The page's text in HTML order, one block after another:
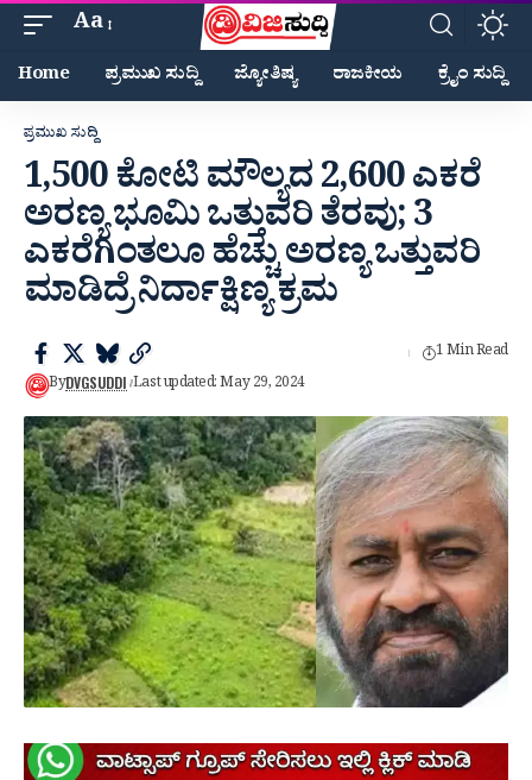
Aa
Home ಪ್ರಮುಖ ಸುದ್ದಿ ಜ್ಯೋತಿಷ್ಯ ರಾಜಕೀಯ ಕ್ರೈಂ ಸುದ್ದಿ
ಪ್ರಮುಖ ಸುದ್ದಿ
1,500 ಕೋಟಿ ಮೌಲ್ಯದ 2,600 ಎಕರೆ
ಅರಣ್ಯ ಭೂಮಿ ಒತ್ತುವರಿ ತೆರವು; 3
ಎಕರೆಗಿಂತಲೂ ಹೆಚ್ಚು ಅರಣ್ಯ ಒತ್ತುವರಿ
ಮಾಡಿದ್ರೆ ನಿರ್ದಾಕ್ಷಿಣ್ಯ ಕ್ರಮ
ByDVGSUDDI Last updated: May 29, 2024
1 Min Read